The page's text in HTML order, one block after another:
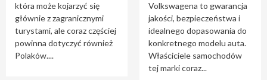
2
Oryginalne części do Volkswagena –
dlaczego warto je wybierać?
Cięcie laserem i frezowanie CNC –
która może kojarzyć się
głównie z zagranicznymi
turystami, ale coraz częściej
powinna dotyczyć również
Polaków....
Volkswagena to gwarancja
jakości, bezpieczeństwa i
idealnego dopasowania do
konkretnego modelu auta.
Właściciele samochodów
tej marki coraz...